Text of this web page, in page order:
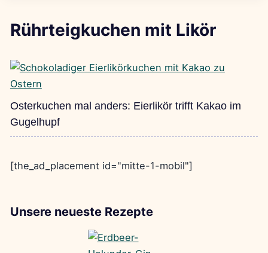
Rührteigkuchen mit Likör
Osterkuchen mal anders: Eierlikör trifft Kakao im
Gugelhupf
[the_ad_placement id="mitte-1-mobil"]
Unsere neueste Rezepte